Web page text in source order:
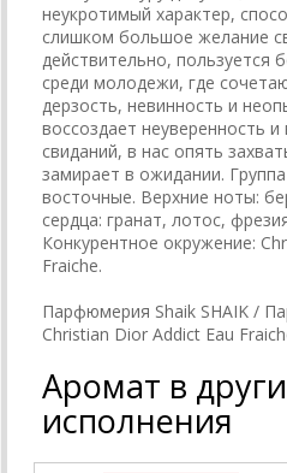
неукротимый характер,
слишком большое желание
действительно, пользуется
среди молодежи, где
дерзость, невинность и
воссоздает неуверенность
свиданий, в нас опять
замирает в ожидании.
восточные. Верхние ноты:
сердца: гранат, лотос,
Конкурентное окружение:
Fraiche.
Парфюмерия Shaik SHAIK /
Christian Dior Addict Eau
Аромат в
исполнения